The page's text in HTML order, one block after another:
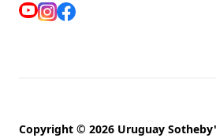
Copyright © 2026 Uruguay